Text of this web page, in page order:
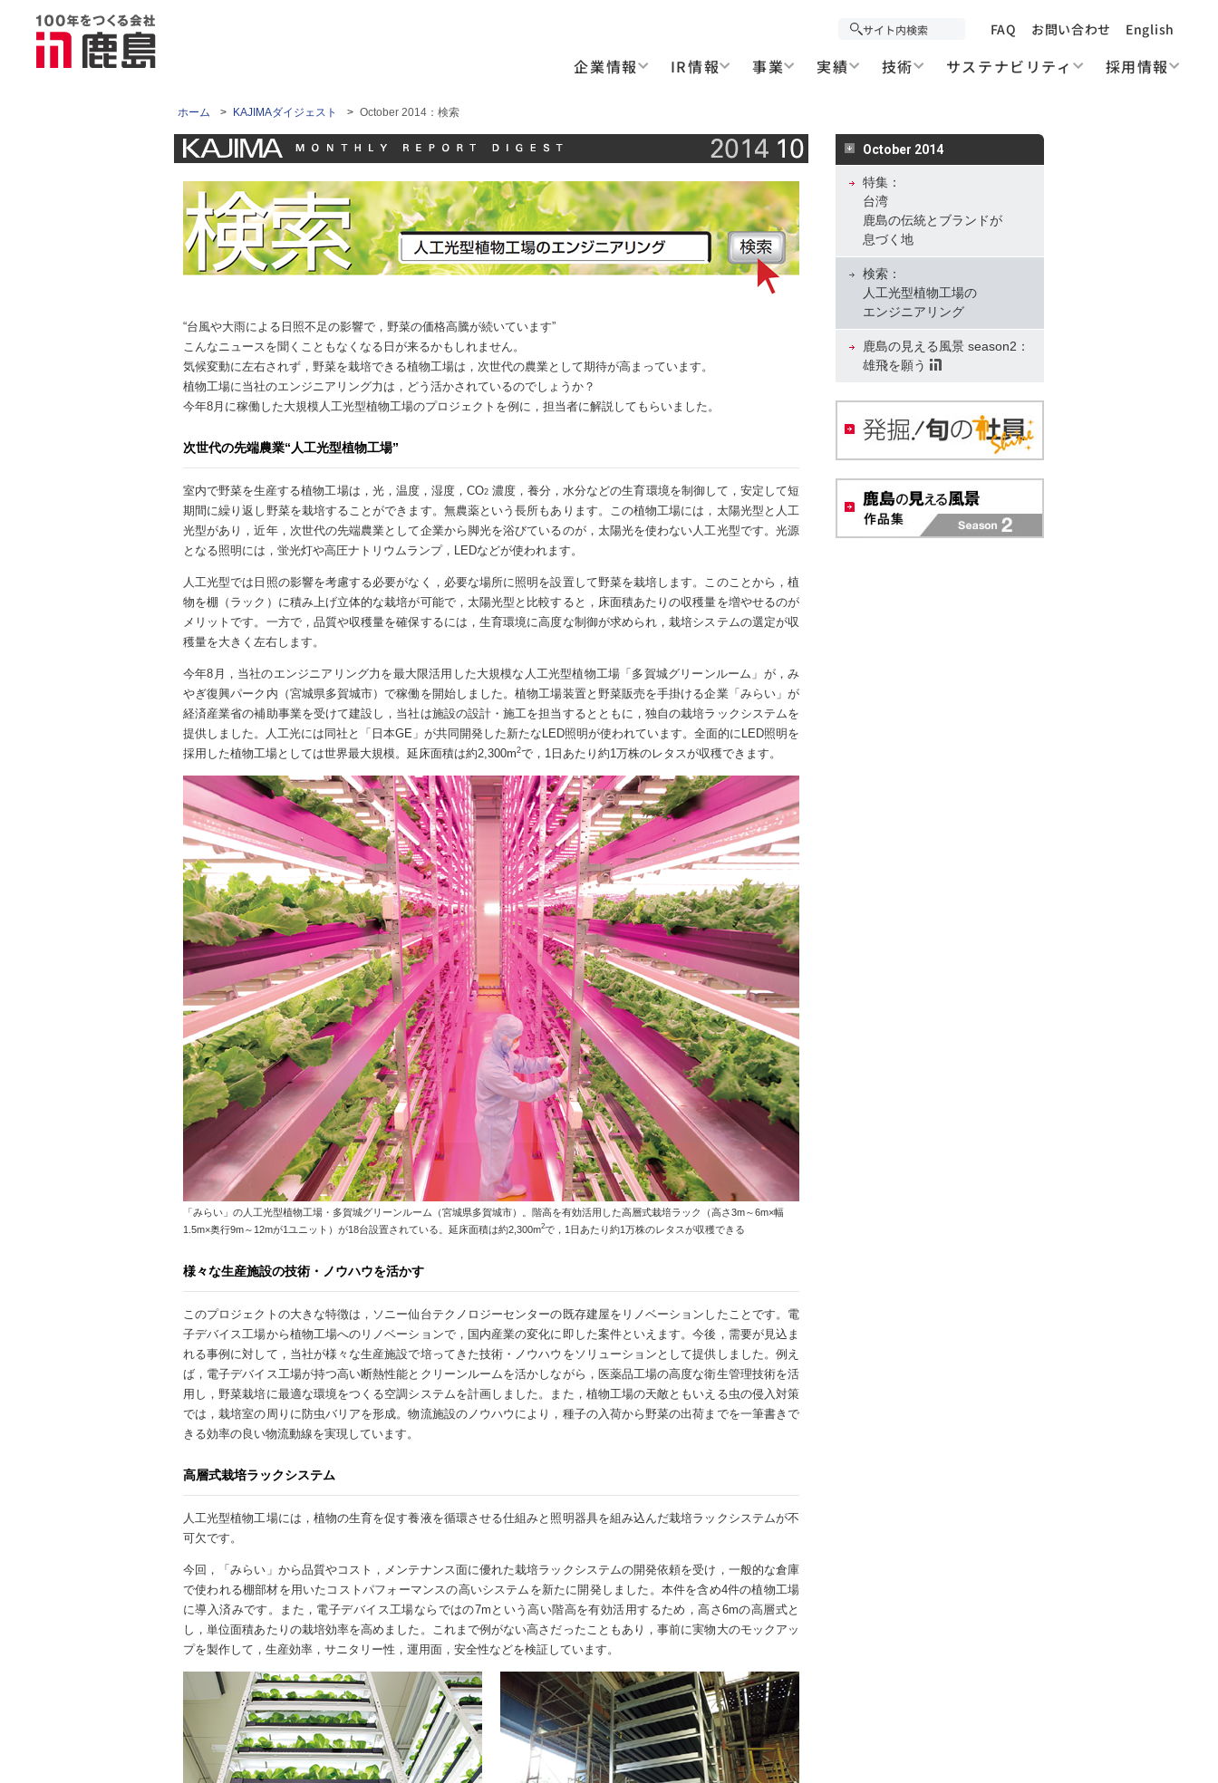
FAQ お問い合わせ English
企業情報 IR情報 事業 実績 技術 サステナビリティ 採用情報
ホーム > KAJIMAダイジェスト > October 2014：検索
“台風や大雨による日照不足の影響で，野菜の価格高騰が続いています”
こんなニュースを聞くこともなくなる日が来るかもしれません。
気候変動に左右されず，野菜を栽培できる植物工場は，次世代の農業として期待が高まっています。
植物工場に当社のエンジニアリング力は，どう活かされているのでしょうか？
今年8月に稼働した大規模人工光型植物工場のプロジェクトを例に，担当者に解説してもらいました。
次世代の先端農業“人工光型植物工場”
室内で野菜を生産する植物工場は，光，温度，湿度，CO2濃度，養分，水分などの生育環境を制御して，安定して短
期間に繰り返し野菜を栽培することができます。無農薬という長所もあります。この植物工場には，太陽光型と人工
光型があり，近年，次世代の先端農業として企業から脚光を浴びているのが，太陽光を使わない人工光型です。光源
となる照明には，蛍光灯や高圧ナトリウムランプ，LEDなどが使われます。
人工光型では日照の影響を考慮する必要がなく，必要な場所に照明を設置して野菜を栽培します。このことから，植
物を棚（ラック）に積み上げ立体的な栽培が可能で，太陽光型と比較すると，床面積あたりの収穫量を増やせるのが
メリットです。一方で，品質や収穫量を確保するには，生育環境に高度な制御が求められ，栽培システムの選定が収
穫量を大きく左右します。
今年8月，当社のエンジニアリング力を最大限活用した大規模な人工光型植物工場「多賀城グリーンルーム」が，み
やぎ復興パーク内（宮城県多賀城市）で稼働を開始しました。植物工場装置と野菜販売を手掛ける企業「みらい」が
経済産業省の補助事業を受けて建設し，当社は施設の設計・施工を担当するとともに，独自の栽培ラックシステムを
提供しました。人工光には同社と「日本GE」が共同開発した新たなLED照明が使われています。全面的にLED照明を
採用した植物工場としては世界最大規模。延床面積は約2,300m2で，1日あたり約1万株のレタスが収穫できます。
「みらい」の人工光型植物工場・多賀城グリーンルーム（宮城県多賀城市）。階高を有効活用した高層式栽培ラック（高さ3m～6m×幅
1.5m×奥行9m～12mが1ユニット）が18台設置されている。延床面積は約2,300m2で，1日あたり約1万株のレタスが収穫できる
様々な生産施設の技術・ノウハウを活かす
このプロジェクトの大きな特徴は，ソニー仙台テクノロジーセンターの既存建屋をリノベーションしたことです。電
子デバイス工場から植物工場へのリノベーションで，国内産業の変化に即した案件といえます。今後，需要が見込ま
れる事例に対して，当社が様々な生産施設で培ってきた技術・ノウハウをソリューションとして提供しました。例え
ば，電子デバイス工場が持つ高い断熱性能とクリーンルームを活かしながら，医薬品工場の高度な衛生管理技術を活
用し，野菜栽培に最適な環境をつくる空調システムを計画しました。また，植物工場の天敵ともいえる虫の侵入対策
では，栽培室の周りに防虫バリアを形成。物流施設のノウハウにより，種子の入荷から野菜の出荷までを一筆書きで
きる効率の良い物流動線を実現しています。
高層式栽培ラックシステム
人工光型植物工場には，植物の生育を促す養液を循環させる仕組みと照明器具を組み込んだ栽培ラックシステムが不
可欠です。
今回，「みらい」から品質やコスト，メンテナンス面に優れた栽培ラックシステムの開発依頼を受け，一般的な倉庫
で使われる棚部材を用いたコストパフォーマンスの高いシステムを新たに開発しました。本件を含め4件の植物工場
に導入済みです。また，電子デバイス工場ならではの7mという高い階高を有効活用するため，高さ6mの高層式と
し，単位面積あたりの栽培効率を高めました。これまで例がない高さだったこともあり，事前に実物大のモックアッ
プを製作して，生産効率，サニタリー性，運用面，安全性などを検証しています。
October 2014
特集：
台湾
鹿島の伝統とブランドが
息づく地
検索：
人工光型植物工場の
エンジニアリング
鹿島の見える風景 season2：
雄飛を願う